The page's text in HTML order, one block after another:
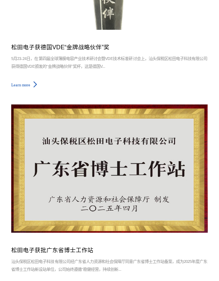
松田电子获德国VDE“金牌战略伙伴”奖
5月23-24日，在第四届全球薄膜电容产业技术研讨会暨VDE技术标准研讨会上，汕头保税区松田电子科技有限公司
获得德国VDE颁发的“金牌战略伙伴”奖杯，这是德国V...
Learn more
松田电子获批广东省博士工作站
汕头保税区松田电子科技有限公司经广东省人力资源和社会保障厅同意广东省博士工作站备案，成为2025年度广东
省博士工作站新设站单位，公司始终遵循“稳健经营，持续创新...